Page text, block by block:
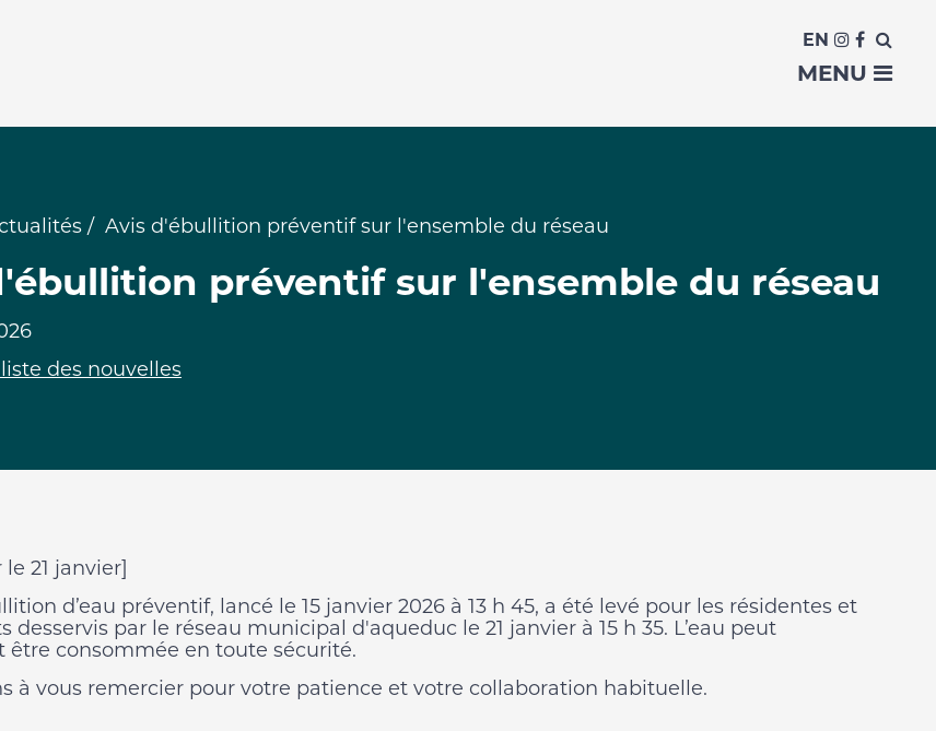
EN
MENU
Avis d'ébullition préventif sur l'ensemble du réseau
préventif sur l'ensemble du réseau
des nouvelles
le 21 janvier]
d’eau préventif, lancé le 15 janvier 2026 à 13 h 45, a été levé pour les résidentes et
desservis par le réseau municipal d'aqueduc le 21 janvier à 15 h 35. L’eau peut
être consommée en toute sécurité.
à vous remercier pour votre patience et votre collaboration habituelle.